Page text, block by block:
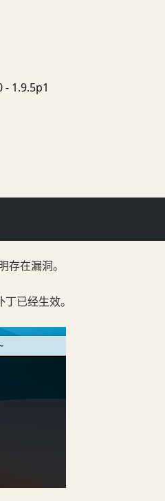
- 1.9.5p1
在漏洞。
已经生效。